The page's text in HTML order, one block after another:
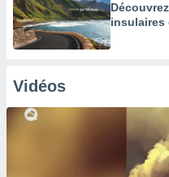
insulaires
Vidéos